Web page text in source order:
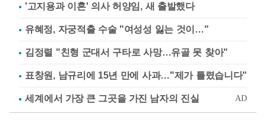
'고지용과 이혼' 의사 허양임, 새 출발했다
유혜정, 자궁적출 수술 "여성성 잃는 것이…"
김정렬 "친형 군대서 구타로 사망…유골 못 찾아"
표창원, 남규리에 15년 만에 사과…"제가 틀렸습니다"